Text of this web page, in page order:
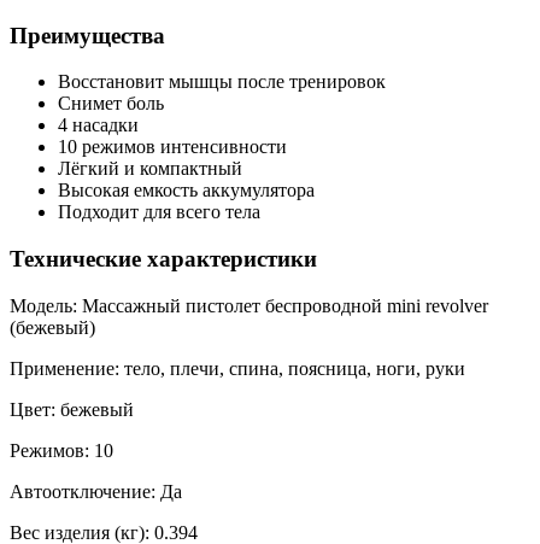
Преимущества
Восстановит мышцы после тренировок
Снимет боль
4 насадки
10 режимов интенсивности
Лёгкий и компактный
Высокая емкость аккумулятора
Подходит для всего тела
Технические характеристики
Модель: Массажный пистолет беспроводной mini revolver
(бежевый)
Применение: тело, плечи, спина, поясница, ноги, руки
Цвет: бежевый
Режимов: 10
Автоотключение: Да
Вес изделия (кг): 0.394